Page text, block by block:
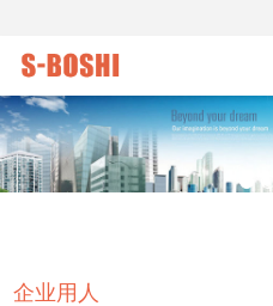
企业用人